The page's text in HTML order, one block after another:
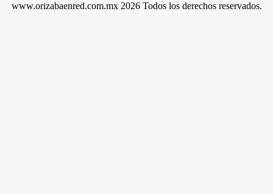
www.orizabaenred.com.mx 2026 Todos los derechos reservados.